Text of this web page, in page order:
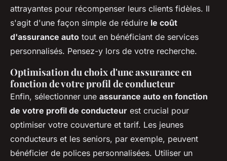
attrayantes pour récompenser leurs clients fidèles. Il
s'agit d'une façon simple de réduire le coût
d'assurance auto tout en bénéficiant de services
personnalisés. Pensez-y lors de votre recherche.
Optimisation du choix d'une assurance en
fonction de votre profil de conducteur
Enfin, sélectionner une assurance auto en fonction
de votre profil de conducteur est crucial pour
optimiser votre couverture et tarif. Les jeunes
conducteurs et les seniors, par exemple, peuvent
bénéficier de polices personnalisées. Utiliser un